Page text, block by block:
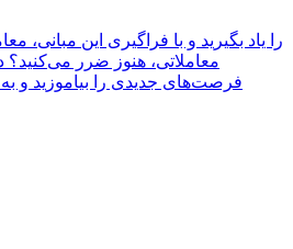
معاملاتی، هنوز ضرر می‌کنید؟
فرصت‌های جدیدی را بیاموزید و